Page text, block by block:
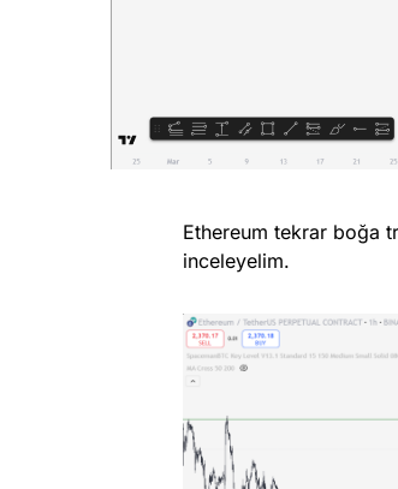
Ethereum tekrar boğa
inceleyelim.